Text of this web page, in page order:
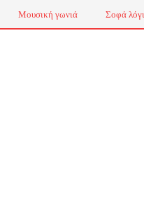
Μουσική γωνιά Σοφά